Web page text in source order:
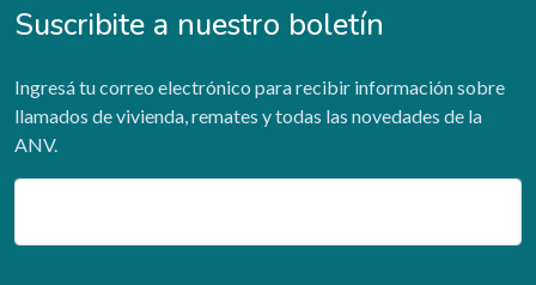
Suscribite a nuestro boletín
Ingresá tu correo electrónico para recibir información sobre
llamados de vivienda, remates y todas las novedades de la
ANV.
Email